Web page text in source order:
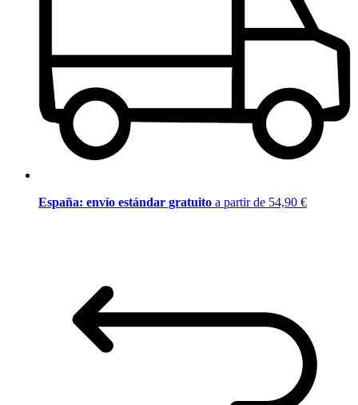
España: envío estándar gratuito a partir de 54,90 €